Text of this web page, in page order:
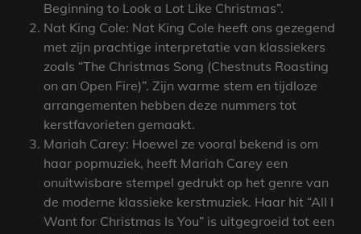
Beginning to Look a Lot Like Christmas”.
Nat King Cole: Nat King Cole heeft ons gezegend
met zijn prachtige interpretatie van klassiekers
zoals “The Christmas Song (Chestnuts Roasting
on an Open Fire)”. Zijn warme stem en tijdloze
arrangementen hebben deze nummers tot
kerstfavorieten gemaakt.
Mariah Carey: Hoewel ze vooral bekend is om
haar popmuziek, heeft Mariah Carey een
onuitwisbare stempel gedrukt op het genre van
de moderne klassieke kerstmuziek. Haar hit “All I
Want for Christmas Is You” is uitgegroeid tot een